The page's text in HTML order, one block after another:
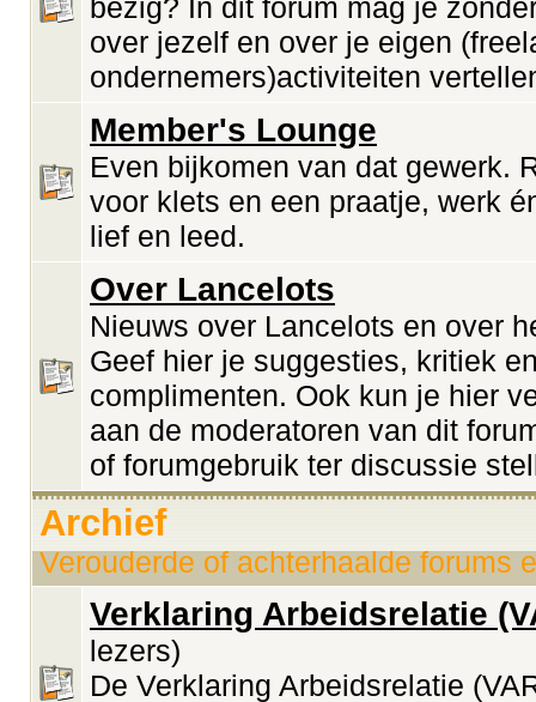
bezig? In dit forum mag je
over jezelf en over je eigen
ondernemers)activiteiten
Member's Lounge
Even bijkomen van dat gewerk.
voor klets en een praatje, werk
lief en leed.
Over Lancelots
Nieuws over Lancelots en over
Geef hier je suggesties, kritiek
complimenten. Ook kun je hier
aan de moderatoren van dit
of forumgebruik ter discussie
Archief
Verouderde of achterhaalde forums
Verklaring Arbeidsrelatie
lezers)
De Verklaring Arbeidsrelatie